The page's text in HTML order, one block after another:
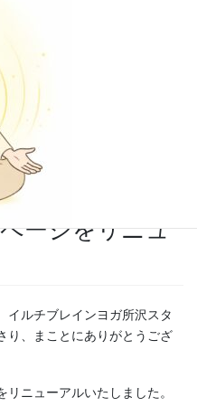
ション
ました。
月25日
ージをリニュ
イルチブレインヨガ所沢スタ
り、まことにありがとうござ
ニューアルいたしました。
も強力なツールのひとつです。